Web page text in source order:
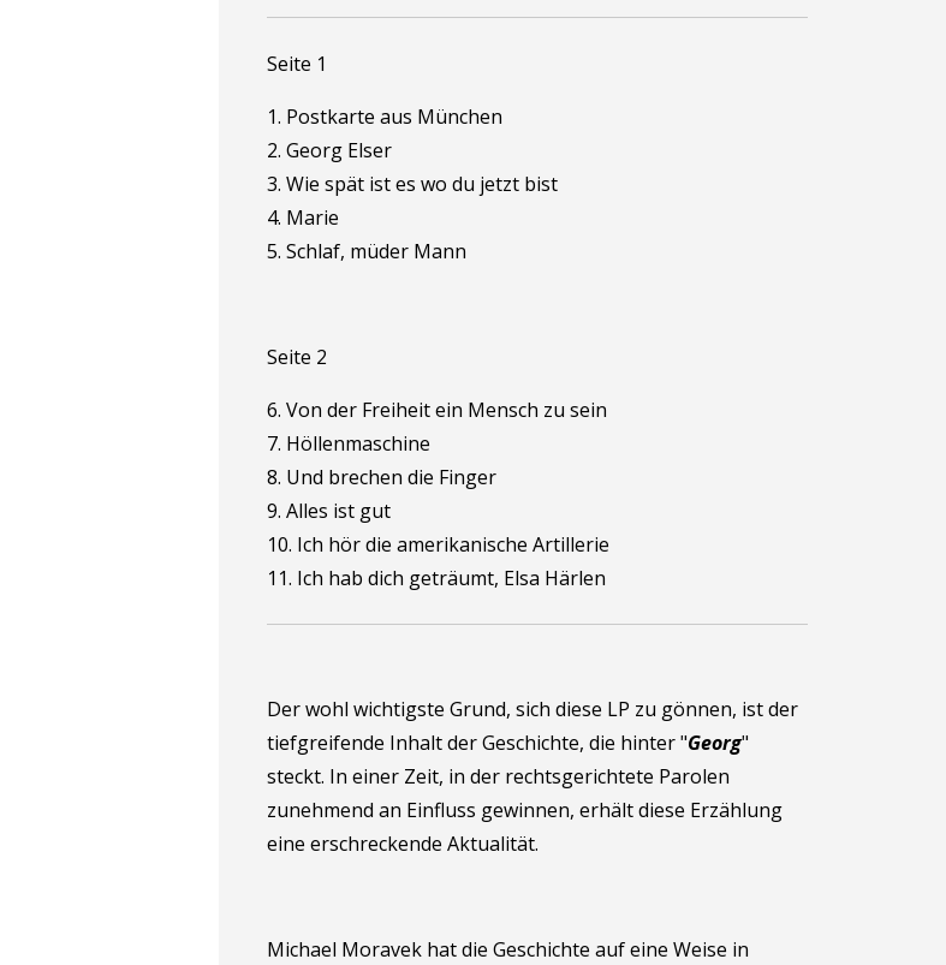
Seite 1
1. Postkarte aus München
2. Georg Elser
3. Wie spät ist es wo du jetzt bist
4. Marie
5. Schlaf, müder Mann
Seite 2
6. Von der Freiheit ein Mensch zu sein
7. Höllenmaschine
8. Und brechen die Finger
9. Alles ist gut
10. Ich hör die amerikanische Artillerie
11. Ich hab dich geträumt, Elsa Härlen
Der wohl wichtigste Grund, sich diese LP zu gönnen, ist der
tiefgreifende Inhalt der Geschichte, die hinter "Georg"
steckt. In einer Zeit, in der rechtsgerichtete Parolen
zunehmend an Einfluss gewinnen, erhält diese Erzählung
eine erschreckende Aktualität.
Michael Moravek hat die Geschichte auf eine Weise in